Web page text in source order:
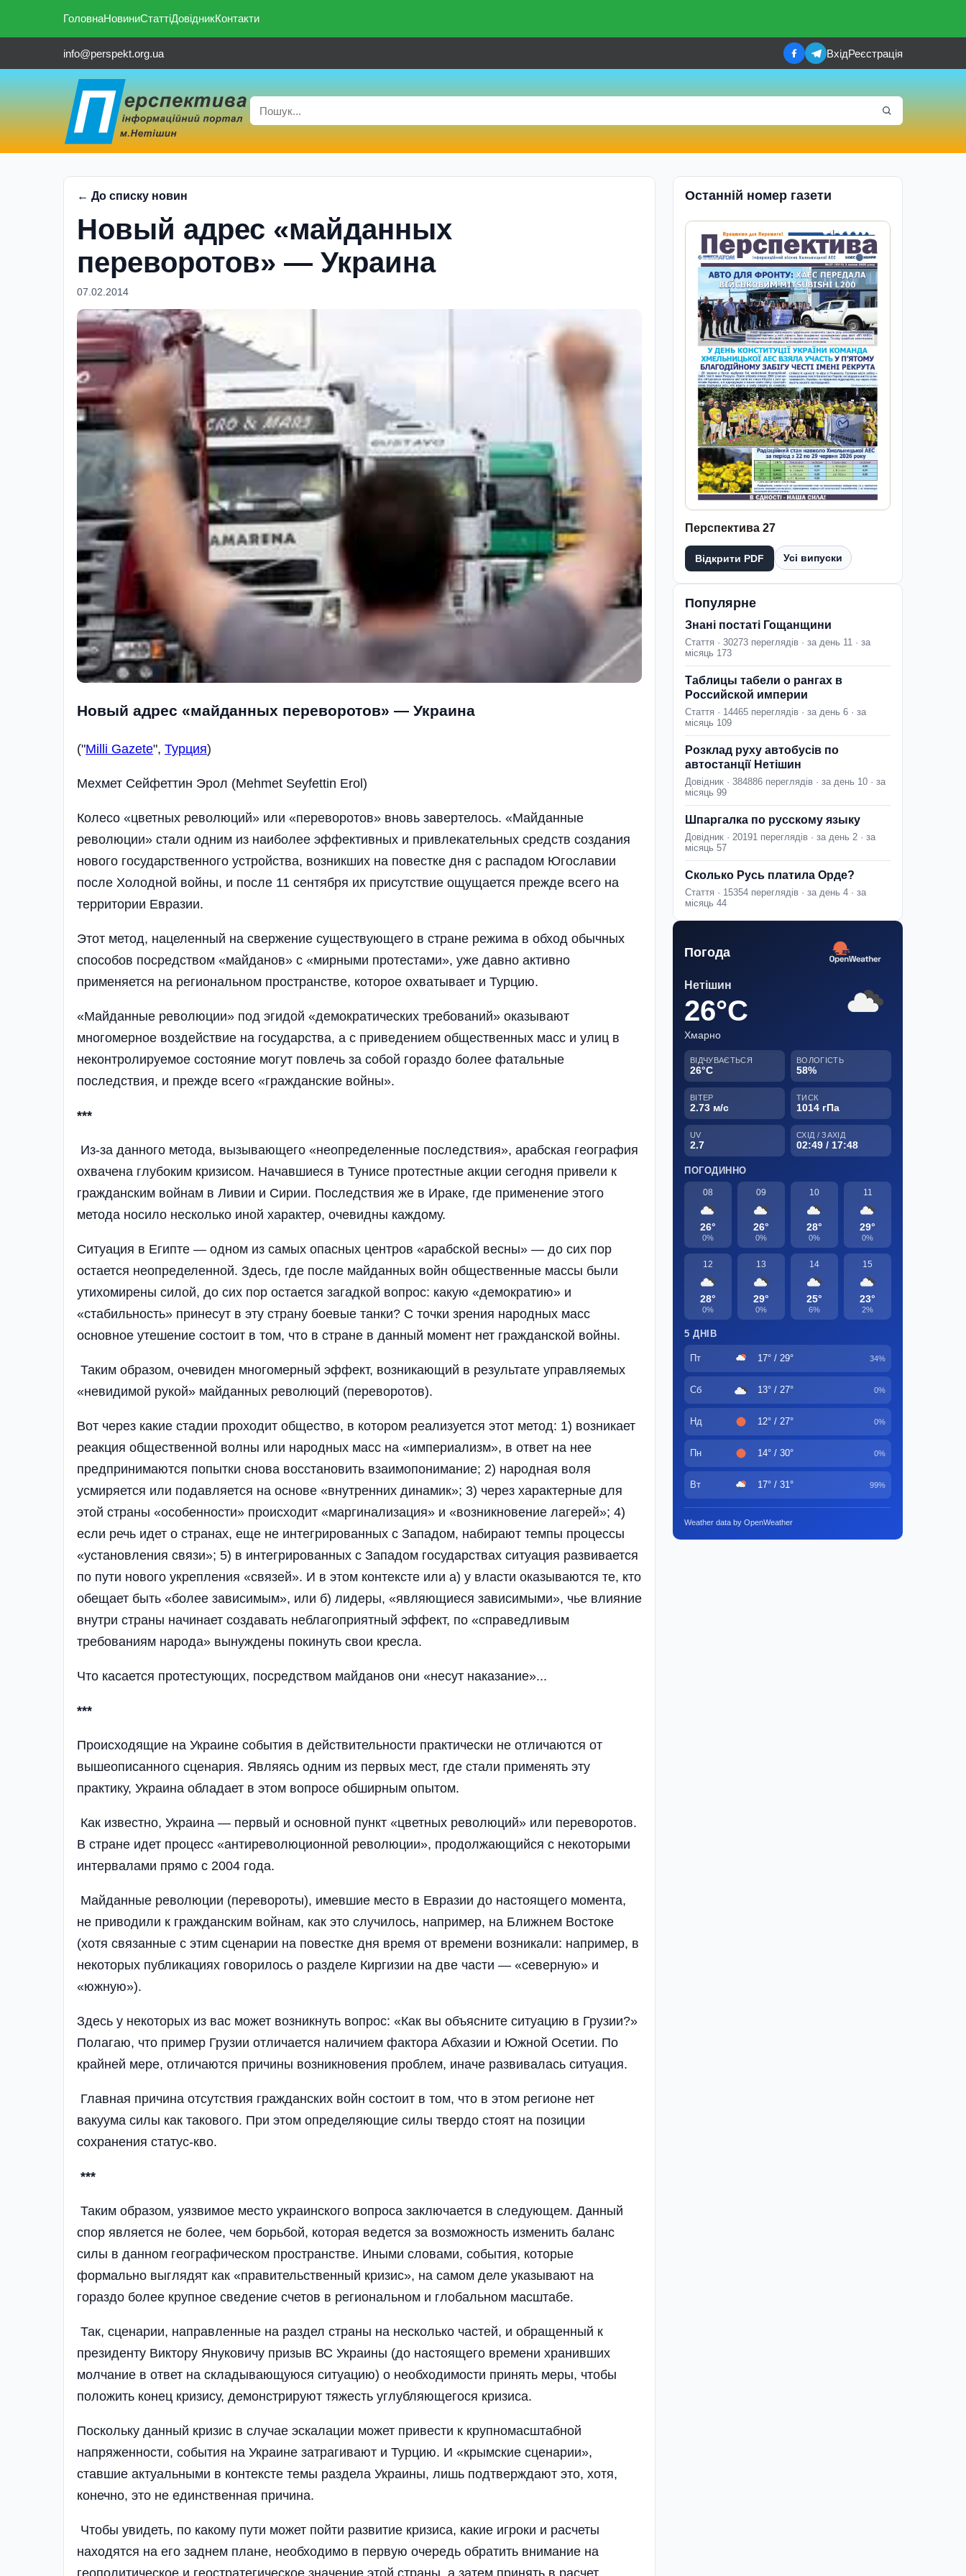
ГоловнаНовиниСтаттіДовідникКонтакти
info@perspekt.org.ua ВхідРеєстрація
← До списку новин
Новый адрес «майданных
переворотов» — Украина
07.02.2014
Новый адрес «майданных переворотов» — Украина
("Milli Gazete", Турция)
Мехмет Сейфеттин Эрол (Mehmet Seyfettin Erol)
Колесо «цветных революций» или «переворотов» вновь завертелось. «Майданные
революции» стали одним из наиболее эффективных и привлекательных средств создания
нового государственного устройства, возникших на повестке дня с распадом Югославии
после Холодной войны, и после 11 сентября их присутствие ощущается прежде всего на
территории Евразии.
Этот метод, нацеленный на свержение существующего в стране режима в обход обычных
способов посредством «майданов» с «мирными протестами», уже давно активно
применяется на региональном пространстве, которое охватывает и Турцию.
«Майданные революции» под эгидой «демократических требований» оказывают
многомерное воздействие на государства, а с приведением общественных масс и улиц в
неконтролируемое состояние могут повлечь за собой гораздо более фатальные
последствия, и прежде всего «гражданские войны».
***
Из-за данного метода, вызывающего «неопределенные последствия», арабская география
охвачена глубоким кризисом. Начавшиеся в Тунисе протестные акции сегодня привели к
гражданским войнам в Ливии и Сирии. Последствия же в Ираке, где применение этого
метода носило несколько иной характер, очевидны каждому.
Ситуация в Египте — одном из самых опасных центров «арабской весны» — до сих пор
остается неопределенной. Здесь, где после майданных войн общественные массы были
утихомирены силой, до сих пор остается загадкой вопрос: какую «демократию» и
«стабильность» принесут в эту страну боевые танки? С точки зрения народных масс
основное утешение состоит в том, что в стране в данный момент нет гражданской войны.
Таким образом, очевиден многомерный эффект, возникающий в результате управляемых
«невидимой рукой» майданных революций (переворотов).
Вот через какие стадии проходит общество, в котором реализуется этот метод: 1) возникает
реакция общественной волны или народных масс на «империализм», в ответ на нее
предпринимаются попытки снова восстановить взаимопонимание; 2) народная воля
усмиряется или подавляется на основе «внутренних динамик»; 3) через характерные для
этой страны «особенности» происходит «маргинализация» и «возникновение лагерей»; 4)
если речь идет о странах, еще не интегрированных с Западом, набирают темпы процессы
«установления связи»; 5) в интегрированных с Западом государствах ситуация развивается
по пути нового укрепления «связей». И в этом контексте или а) у власти оказываются те, кто
обещает быть «более зависимым», или б) лидеры, «являющиеся зависимыми», чье влияние
внутри страны начинает создавать неблагоприятный эффект, по «справедливым
требованиям народа» вынуждены покинуть свои кресла.
Что касается протестующих, посредством майданов они «несут наказание»...
***
Происходящие на Украине события в действительности практически не отличаются от
вышеописанного сценария. Являясь одним из первых мест, где стали применять эту
практику, Украина обладает в этом вопросе обширным опытом.
Как известно, Украина — первый и основной пункт «цветных революций» или переворотов.
В стране идет процесс «антиреволюционной революции», продолжающийся с некоторыми
интервалами прямо с 2004 года.
Майданные революции (перевороты), имевшие место в Евразии до настоящего момента,
не приводили к гражданским войнам, как это случилось, например, на Ближнем Востоке
(хотя связанные с этим сценарии на повестке дня время от времени возникали: например, в
некоторых публикациях говорилось о разделе Киргизии на две части — «северную» и
«южную»).
Здесь у некоторых из вас может возникнуть вопрос: «Как вы объясните ситуацию в Грузии?»
Полагаю, что пример Грузии отличается наличием фактора Абхазии и Южной Осетии. По
крайней мере, отличаются причины возникновения проблем, иначе развивалась ситуация.
Главная причина отсутствия гражданских войн состоит в том, что в этом регионе нет
вакуума силы как такового. При этом определяющие силы твердо стоят на позиции
сохранения статус-кво.
***
Таким образом, уязвимое место украинского вопроса заключается в следующем. Данный
спор является не более, чем борьбой, которая ведется за возможность изменить баланс
силы в данном географическом пространстве. Иными словами, события, которые
формально выглядят как «правительственный кризис», на самом деле указывают на
гораздо более крупное сведение счетов в региональном и глобальном масштабе.
Так, сценарии, направленные на раздел страны на несколько частей, и обращенный к
президенту Виктору Януковичу призыв ВС Украины (до настоящего времени хранивших
молчание в ответ на складывающуюся ситуацию) о необходимости принять меры, чтобы
положить конец кризису, демонстрируют тяжесть углубляющегося кризиса.
Поскольку данный кризис в случае эскалации может привести к крупномасштабной
напряженности, события на Украине затрагивают и Турцию. И «крымские сценарии»,
ставшие актуальными в контексте темы раздела Украины, лишь подтверждают это, хотя,
конечно, это не единственная причина.
Чтобы увидеть, по какому пути может пойти развитие кризиса, какие игроки и расчеты
находятся на его заднем плане, необходимо в первую очередь обратить внимание на
геополитическое и геостратегическое значение этой страны, а затем принять в расчет
Останній номер газети
Перспектива 27
Відкрити PDF Усі випуски
Популярне
Знані постаті Гощанщини
Стаття · 30273 переглядів · за день 11 · за
місяць 173
Таблицы табели о рангах в
Российской империи
Стаття · 14465 переглядів · за день 6 · за
місяць 109
Розклад руху автобусів по
автостанції Нетішин
Довідник · 384886 переглядів · за день 10 · за
місяць 99
Шпаргалка по русскому языку
Довідник · 20191 переглядів · за день 2 · за
місяць 57
Сколько Русь платила Орде?
Стаття · 15354 переглядів · за день 4 · за
місяць 44
Погода
Нетішин
26°C
Хмарно
ВІДЧУВАЄТЬСЯ
26°C
ВОЛОГІСТЬ
58%
ВІТЕР
2.73 м/с
ТИСК
1014 гПа
UV
2.7
СХІД / ЗАХІД
02:49 / 17:48
ПОГОДИННО
08
26°
0%
09
26°
0%
10
28°
0%
11
29°
0%
12
28°
0%
13
29°
0%
14
25°
6%
15
23°
2%
5 ДНІВ
Пт 17° / 29° 34%
Сб 13° / 27° 0%
Нд 12° / 27° 0%
Пн 14° / 30° 0%
Вт 17° / 31° 99%
Weather data by OpenWeather